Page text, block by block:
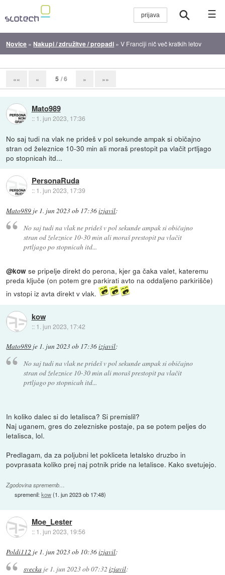
☰
Novice » Nakupi / združitve / propadi »V Franciji nič več kratkih letov
«« « 5 / 6 » »»
Mato989
:: 1. jun 2023, 17:36
No saj tudi na vlak ne prideš v pol sekunde ampak si običajno
stran od železnice 10-30 min ali moraš prestopit pa vlačit prtljago
po stopnicah itd...
PersonaRuda
:: 1. jun 2023, 17:39
Mato989 je 1. jun 2023 ob 17:36izjavil:
No saj tudi na vlak ne prideš v pol sekunde ampak si običajno
stran od železnice 10-30 min ali moraš prestopit pa vlačit
prtljago po stopnicah itd...
@kow se pripelje direkt do perona, kjer ga čaka valet, kateremu
preda ključe (on potem gre parkirati avto na oddaljeno parkirišče)
in vstopi iz avta direkt v vlak.
kow
:: 1. jun 2023, 17:42
Mato989 je 1. jun 2023 ob 17:36izjavil:
No saj tudi na vlak ne prideš v pol sekunde ampak si običajno
stran od železnice 10-30 min ali moraš prestopit pa vlačit
prtljago po stopnicah itd...
In koliko dalec si do letalisca? Si premislil?
Naj uganem, gres do zelezniske postaje, pa se potem peljes do
letalisca, lol.
Predlagam, da za poljubni let pokliceta letalsko druzbo in
povprasata koliko prej naj potnik pride na letalisce. Kako svetujejo.
Zgodovina sprememb…
spremenil:kow(1. jun 2023 ob 17:48)
Moe_Lester
:: 1. jun 2023, 19:56
Poldi112 je 1. jun 2023 ob 10:36izjavil:
sveckaje 1. jun 2023 ob 07:32 izjavil: